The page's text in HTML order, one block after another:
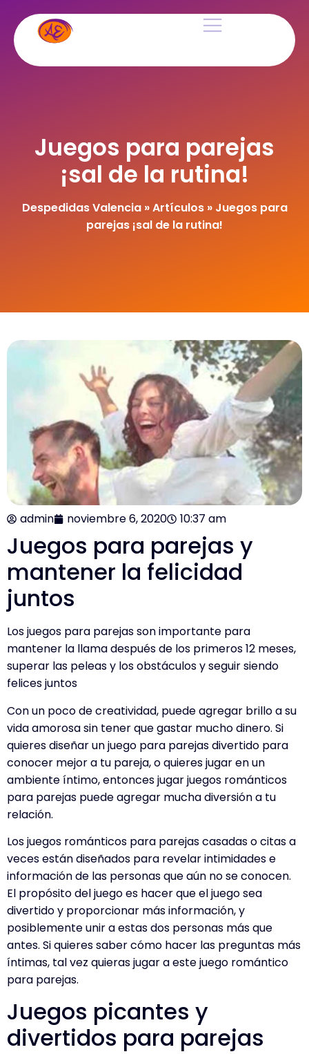
Juegos para parejas
¡sal de la rutina!
Despedidas Valencia»Artículos» Juegos para
parejas ¡sal de la rutina!
admin noviembre 6, 2020 10:37 am
Juegos para parejas y
mantener la felicidad
juntos
Los juegos para parejas son importante para
mantener la llama después de los primeros 12 meses,
superar las peleas y los obstáculos y seguir siendo
felices juntos
Con un poco de creatividad, puede agregar brillo a su
vida amorosa sin tener que gastar mucho dinero. Si
quieres diseñar un juego para parejas divertido para
conocer mejor a tu pareja, o quieres jugar en un
ambiente íntimo, entonces jugar juegos románticos
para parejas puede agregar mucha diversión a tu
relación.
Los juegos románticos para parejas casadas o citas a
veces están diseñados para revelar intimidades e
información de las personas que aún no se conocen.
El propósito del juego es hacer que el juego sea
divertido y proporcionar más información, y
posiblemente unir a estas dos personas más que
antes. Si quieres saber cómo hacer las preguntas más
íntimas, tal vez quieras jugar a este juego romántico
para parejas.
Juegos picantes y
divertidos para parejas